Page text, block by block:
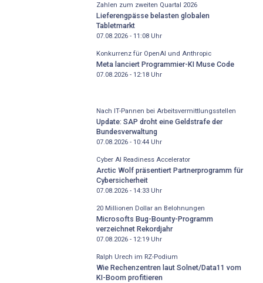
Zahlen zum zweiten Quartal 2026
Lieferengpässe belasten globalen
Tabletmarkt
07.08.2026 - 11:08Uhr
Konkurrenz für OpenAI und Anthropic
Meta lanciert Programmier-KI Muse Code
07.08.2026 - 12:18Uhr
Nach IT-Pannen bei Arbeitsvermittlungsstellen
Update: SAP droht eine Geldstrafe der
Bundesverwaltung
07.08.2026 - 10:44Uhr
Cyber AI Readiness Accelerator
Arctic Wolf präsentiert Partnerprogramm für
Cybersicherheit
07.08.2026 - 14:33Uhr
20 Millionen Dollar an Belohnungen
Microsofts Bug-Bounty-Programm
verzeichnet Rekordjahr
07.08.2026 - 12:19Uhr
Ralph Urech im RZ-Podium
Wie Rechenzentren laut Solnet/Data11 vom
KI-Boom profitieren